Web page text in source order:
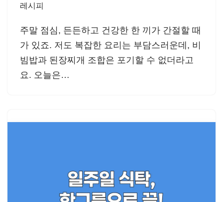
레시피
주말 점심, 든든하고 건강한 한 끼가 간절할 때
가 있죠. 저도 복잡한 요리는 부담스러운데, 비
빔밥과 된장찌개 조합은 포기할 수 없더라고
요. 오늘은…